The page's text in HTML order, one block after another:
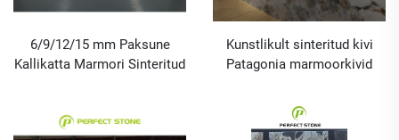
6/9/12/15 mm Paksune
Kallikatta Marmori Sinteritud
Kunstlikult sinteritud kivi
Patagonia marmoorkivid
jaoks